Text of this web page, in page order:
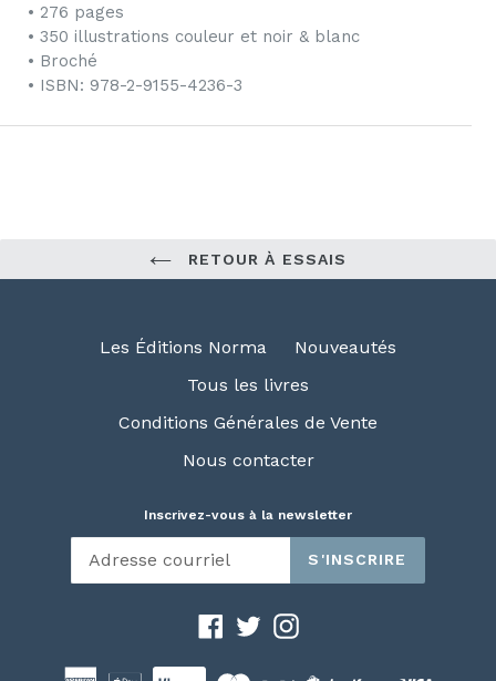
• 276 pages
• 350 illustrations couleur et noir & blanc
• Broché
• ISBN: 978-2-9155-4236-3
RETOUR À ESSAIS
Les Éditions Norma
Nouveautés
Tous les livres
Conditions Générales de Vente
Nous contacter
Inscrivez-vous à la newsletter
S'INSCRIRE
Facebook
TwitterInstagram